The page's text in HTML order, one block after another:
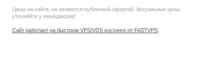
Цены на сайте, не являются публичной офертой. Актуальные цены
уточняйте у менеджеров!
Сайт работает на быстром VPS/VDS хостинге от FASTVPS